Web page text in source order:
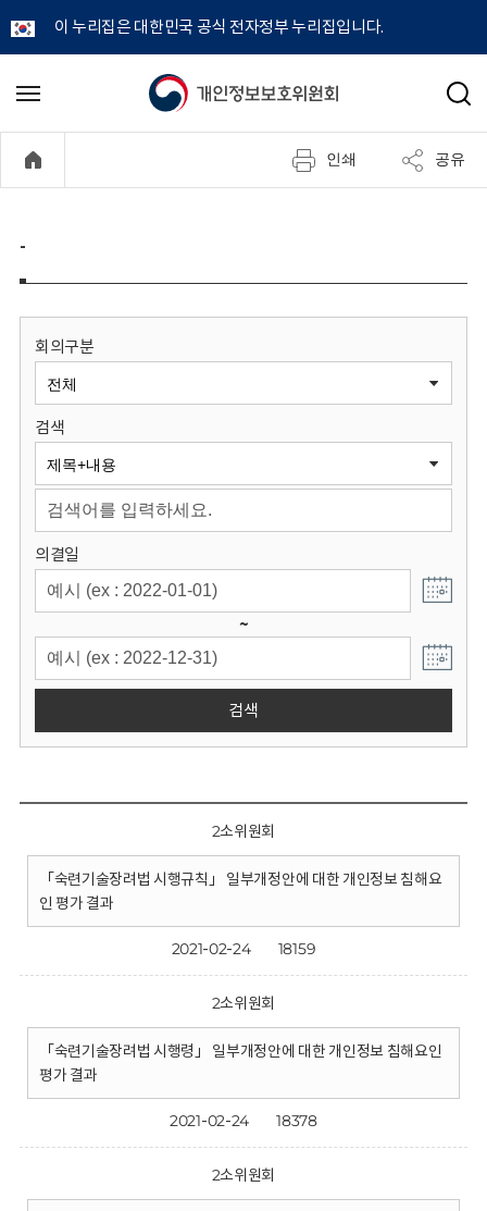
이 누리집은 대한민국 공식 전자정부 누리집입니다.
개
정
보
원
회
메
기
검
인쇄 공유
-
회의구분
검색
의결일
~
검색
2소위원회
「숙련기술장려법 시행규칙」 일부개정안에 대한 개인정보 침해요
인 평가 결과
2021-02-24 18159
2소위원회
「숙련기술장려법 시행령」 일부개정안에 대한 개인정보 침해요인
평가 결과
2021-02-24 18378
2소위원회